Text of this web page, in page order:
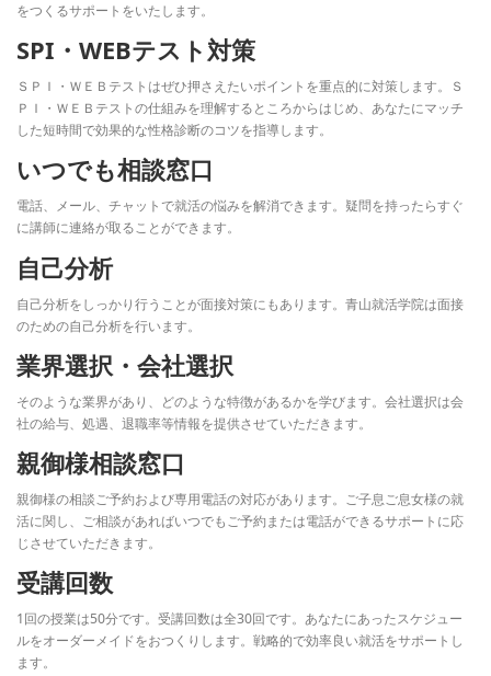
をつくるサポートをいたします。
SPI・WEBテスト対策
ＳＰＩ・ＷＥＢテストはぜひ押さえたいポイントを重点的に対策します。Ｓ
ＰＩ・ＷＥＢテストの仕組みを理解するところからはじめ、あなたにマッチ
した短時間で効果的な性格診断のコツを指導します。
いつでも相談窓口
電話、メール、チャットで就活の悩みを解消できます。疑問を持ったらすぐ
に講師に連絡が取ることができます。
自己分析
自己分析をしっかり行うことが面接対策にもあります。青山就活学院は面接
のための自己分析を行います。
業界選択・会社選択
そのような業界があり、どのような特徴があるかを学びます。会社選択は会
社の給与、処遇、退職率等情報を提供させていただきます。
親御様相談窓口
親御様の相談ご予約および専用電話の対応があります。ご子息ご息女様の就
活に関し、ご相談があればいつでもご予約または電話ができるサポートに応
じさせていただきます。
受講回数
1回の授業は50分です。受講回数は全30回です。あなたにあったスケジュー
ルをオーダーメイドをおつくりします。戦略的で効率良い就活をサポートし
ます。